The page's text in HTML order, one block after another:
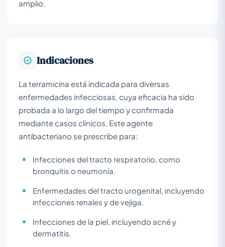
amplio.
Indicaciones
La terramicina está indicada para diversas
enfermedades infecciosas, cuya eficacia ha sido
probada a lo largo del tiempo y confirmada
mediante casos clínicos. Este agente
antibacteriano se prescribe para:
Infecciones del tracto respiratorio, como
bronquitis o neumonía.
Enfermedades del tracto urogenital, incluyendo
infecciones renales y de vejiga.
Infecciones de la piel, incluyendo acné y
dermatitis.